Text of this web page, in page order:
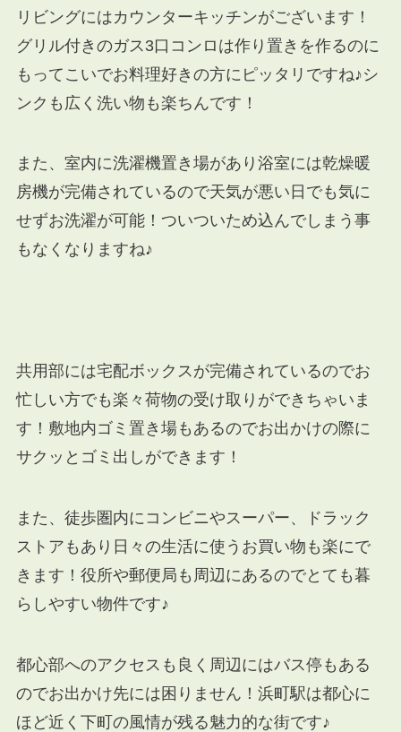
リビングにはカウンターキッチンがございます！
グリル付きのガス3口コンロは作り置きを作るのに
もってこいでお料理好きの方にピッタリですね♪シ
ンクも広く洗い物も楽ちんです！
また、室内に洗濯機置き場があり浴室には乾燥暖
房機が完備されているので天気が悪い日でも気に
せずお洗濯が可能！ついついため込んでしまう事
もなくなりますね♪
共用部には宅配ボックスが完備されているのでお
忙しい方でも楽々荷物の受け取りができちゃいま
す！敷地内ゴミ置き場もあるのでお出かけの際に
サクッとゴミ出しができます！
また、徒歩圏内にコンビニやスーパー、ドラック
ストアもあり日々の生活に使うお買い物も楽にで
きます！役所や郵便局も周辺にあるのでとても暮
らしやすい物件です♪
都心部へのアクセスも良く周辺にはバス停もある
のでお出かけ先には困りません！浜町駅は都心に
ほど近く下町の風情が残る魅力的な街です♪